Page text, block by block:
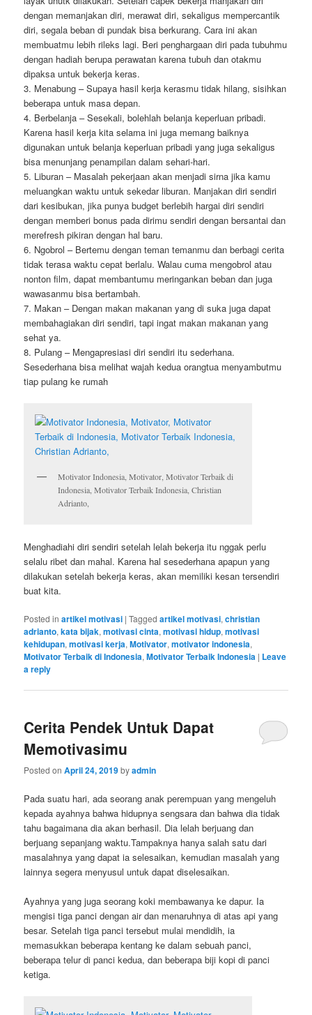
dengan memanjakan diri, merawat diri, sekaligus mempercantik
diri, segala beban di pundak bisa berkurang. Cara ini akan
membuatmu lebih rileks lagi. Beri penghargaan diri pada tubuhmu
dengan hadiah berupa perawatan karena tubuh dan otakmu
dipaksa untuk bekerja keras.
3. Menabung – Supaya hasil kerja kerasmu tidak hilang, sisihkan
beberapa untuk masa depan.
4. Berbelanja – Sesekali, bolehlah belanja keperluan pribadi.
Karena hasil kerja kita selama ini juga memang baiknya
digunakan untuk belanja keperluan pribadi yang juga sekaligus
bisa menunjang penampilan dalam sehari-hari.
5. Liburan – Masalah pekerjaan akan menjadi sirna jika kamu
meluangkan waktu untuk sekedar liburan. Manjakan diri sendiri
dari kesibukan, jika punya budget berlebih hargai diri sendiri
dengan memberi bonus pada dirimu sendiri dengan bersantai dan
merefresh pikiran dengan hal baru.
6. Ngobrol – Bertemu dengan teman temanmu dan berbagi cerita
tidak terasa waktu cepat berlalu. Walau cuma mengobrol atau
nonton film, dapat membantumu meringankan beban dan juga
wawasanmu bisa bertambah.
7. Makan – Dengan makan makanan yang di suka juga dapat
membahagiakan diri sendiri, tapi ingat makan makanan yang
sehat ya.
8. Pulang – Mengapresiasi diri sendiri itu sederhana.
Sesederhana bisa melihat wajah kedua orangtua menyambutmu
tiap pulang ke rumah
Motivator Indonesia, Motivator, Motivator Terbaik di
Indonesia, Motivator Terbaik Indonesia, Christian
Adrianto,
Menghadiahi diri sendiri setelah lelah bekerja itu nggak perlu
selalu ribet dan mahal. Karena hal sesederhana apapun yang
dilakukan setelah bekerja keras, akan memiliki kesan tersendiri
buat kita.
Posted in artikel motivasi |Tagged artikel motivasi,christian
adrianto,kata bijak,motivasi cinta,motivasi hidup,motivasi
kehidupan,motivasi kerja,Motivator,motivator indonesia,
Motivator Terbaik di Indonesia,Motivator Terbaik Indonesia | Leave
a reply
Cerita Pendek Untuk Dapat
Memotivasimu
Posted onApril 24, 2019byadmin
Pada suatu hari, ada seorang anak perempuan yang mengeluh
kepada ayahnya bahwa hidupnya sengsara dan bahwa dia tidak
tahu bagaimana dia akan berhasil. Dia lelah berjuang dan
berjuang sepanjang waktu.Tampaknya hanya salah satu dari
masalahnya yang dapat ia selesaikan, kemudian masalah yang
lainnya segera menyusul untuk dapat diselesaikan.
Ayahnya yang juga seorang koki membawanya ke dapur. Ia
mengisi tiga panci dengan air dan menaruhnya di atas api yang
besar. Setelah tiga panci tersebut mulai mendidih, ia
memasukkan beberapa kentang ke dalam sebuah panci,
beberapa telur di panci kedua, dan beberapa biji kopi di panci
ketiga.